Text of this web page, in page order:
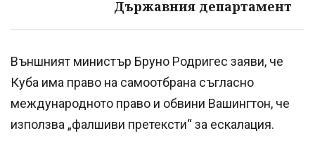
Държавния департамент
Външният министър Бруно Родригес заяви, че
Куба има право на самоотбрана съгласно
международното право и обвини Вашингтон, че
използва „фалшиви претексти“ за ескалация.